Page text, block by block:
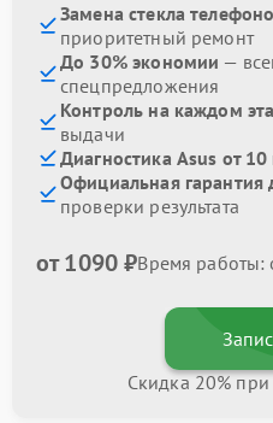
Замена стекла
приоритетный ремонт
До 30% экономии —
спецпредложения
Контроль на каждом
выдачи
Диагностика Asus от
Официальная гарантия
проверки результата
от 1090 ₽Время работы:
Скидка 20% при